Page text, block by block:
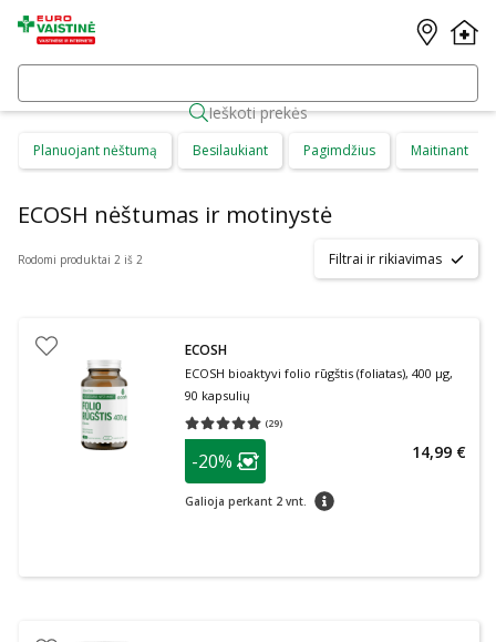
Ieškoti prekės
Planuojant nėštumą Besilaukiant Pagimdžius Maitinant
ECOSH nėštumas ir motinystė
Rodomi produktai 2 iš 2 Filtrai ir rikiavimas
ECOSH
ECOSH bioaktyvi folio rūgštis (foliatas), 400 µg,
90 kapsulių
(29)
Vidutinis įvertinimas 5.00
patarimas
Lojalumo klubo narių nuolaida
-20%
Galioja perkant 2 vnt. patarimas
14,99 €